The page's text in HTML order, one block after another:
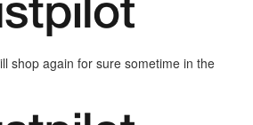
shop again for sure sometime in the